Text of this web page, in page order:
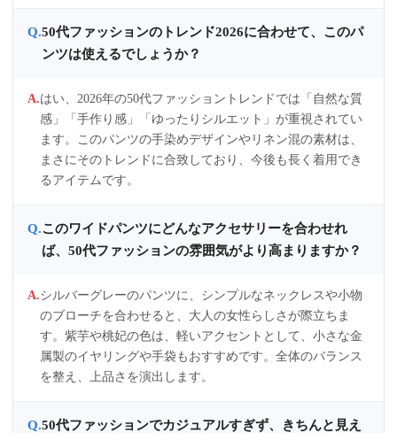
50代ファッションのトレンド2026に合わせて、このパ
ンツは使えるでしょうか？
はい、2026年の50代ファッショントレンドでは「自然な質
感」「手作り感」「ゆったりシルエット」が重視されてい
ます。このパンツの手染めデザインやリネン混の素材は、
まさにそのトレンドに合致しており、今後も長く着用でき
るアイテムです。
このワイドパンツにどんなアクセサリーを合わせれ
ば、50代ファッションの雰囲気がより高まりますか？
シルバーグレーのパンツに、シンプルなネックレスや小物
のブローチを合わせると、大人の女性らしさが際立ちま
す。紫芋や桃妃の色は、軽いアクセントとして、小さな金
属製のイヤリングや手袋もおすすめです。全体のバランス
を整え、上品さを演出します。
50代ファッションでカジュアルすぎず、きちんと見え